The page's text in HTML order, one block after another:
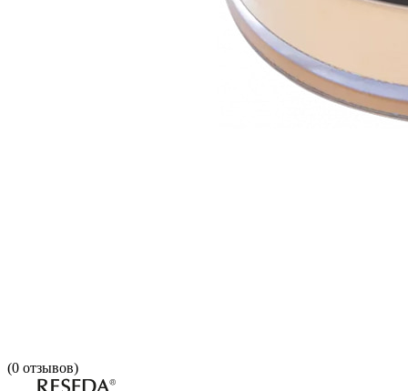
(0 отзывов)